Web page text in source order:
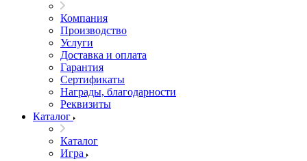
Компания
Производство
Услуги
Доставка и оплата
Гарантия
Сертификаты
Награды, благодарности
Реквизиты
Каталог
Каталог
Игра